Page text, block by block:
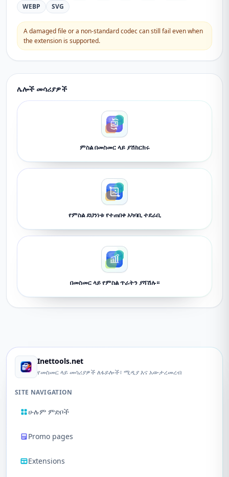
WEBP
SVG
A damaged file or a non-standard codec can still fail even when
the extension is supported.
ሌሎች መሳሪያዎች
ምስል በመስመር ላይ ያሽከርክሩ
የምስል ደህንነቱ የተጠበቀ አካባቢ ተደራቢ
በመስመር ላይ የምስል ጥራትን ያሻሽሉ።
Inettools.net
የመስመር ላይ መሳሪያዎች ለፋይሎች፣ ሚዲያ እና አውታረመረብ
SITE NAVIGATION
ሁሉም ምድቦች
Promo pages
Extensions